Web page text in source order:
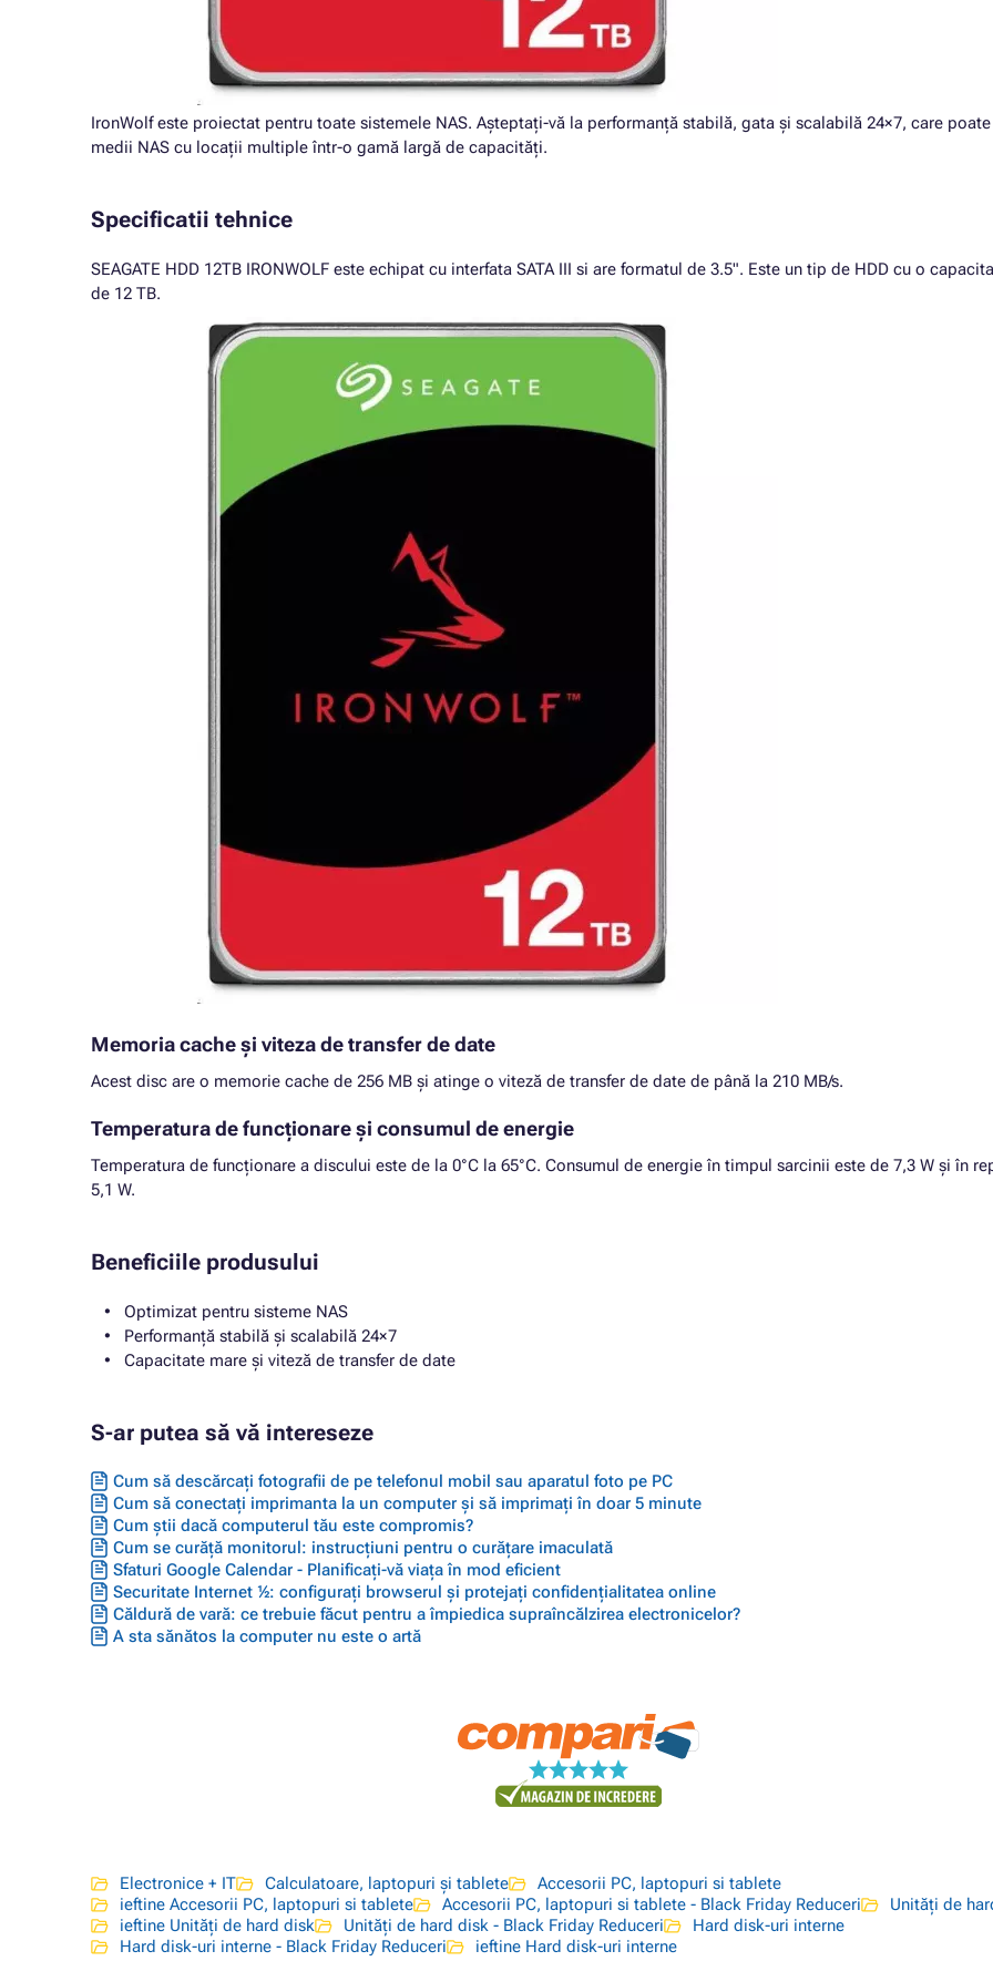
IronWolf este proiectat pentru toate sistemele NAS. Așteptați-vă la performanță stabilă, gata și scalabilă 24×7, care
medii NAS cu locații multiple într-o gamă largă de capacități.
Specificatii tehnice
SEAGATE HDD 12TB IRONWOLF este echipat cu interfata SATA III si are formatul de 3.5". Este un tip de HDD cu o
de 12 TB.
Memoria cache și viteza de transfer de date
Acest disc are o memorie cache de 256 MB și atinge o viteză de transfer de date de până la 210 MB/s.
Temperatura de funcționare și consumul de energie
Temperatura de funcționare a discului este de la 0°C la 65°C. Consumul de energie în timpul sarcinii este de 7,3 W și în
5,1 W.
Beneficiile produsului
Optimizat pentru sisteme NAS
Performanță stabilă și scalabilă 24×7
Capacitate mare și viteză de transfer de date
S-ar putea să vă intereseze
Cum să descărcați fotografii de pe telefonul mobil sau aparatul foto pe PC
Cum să conectați imprimanta la un computer și să imprimați în doar 5 minute
Cum știi dacă computerul tău este compromis?
Cum se curăță monitorul: instrucțiuni pentru o curățare imaculată
Sfaturi Google Calendar - Planificați-vă viața în mod eficient
Securitate Internet ½: configurați browserul și protejați confidențialitatea online
Căldură de vară: ce trebuie făcut pentru a împiedica supraîncălzirea electronicelor?
A sta sănătos la computer nu este o artă
Electronice + IT Calculatoare, laptopuri și tablete
Accesorii PC, laptopuri si tablete
ieftine Accesorii PC, laptopuri si tablete
Accesorii PC, laptopuri si tablete - Black Friday Reduceri
Unități de
ieftine Unități de hard disk
Unități de hard disk - Black Friday Reduceri
Hard disk-uri interne
Hard disk-uri interne - Black Friday Reduceri
ieftine Hard disk-uri interne